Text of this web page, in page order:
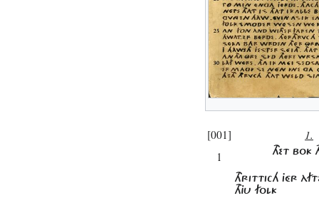
[001]
1.
1
THET BOK
THRITTICH JÉR
THJU FOLK